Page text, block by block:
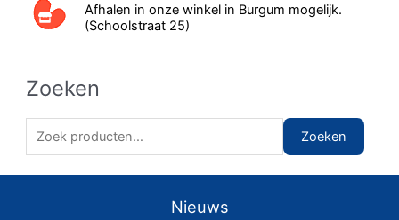
Afhalen in onze winkel in Burgum mogelijk.
(Schoolstraat 25)
Zoeken
o
Zoeken
Nieuws